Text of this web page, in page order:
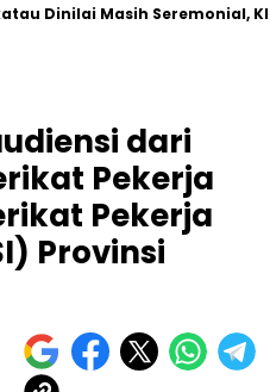
Masih Seremonial, Klasika
dari
Pekerja
Pekerja
Provinsi